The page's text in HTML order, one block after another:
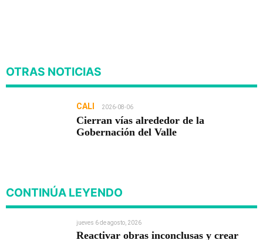
OTRAS NOTICIAS
CALI 2026-08-06
Cierran vías alrededor de la
Gobernación del Valle
CONTINÚA LEYENDO
jueves 6 de agosto, 2026
Reactivar obras inconclusas y crear